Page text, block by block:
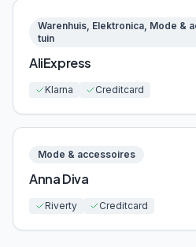
Warenhuis, Elektronica, Mode &
tuin
AliExpress
Klarna Creditcard
Mode & accessoires
Anna Diva
Riverty Creditcard